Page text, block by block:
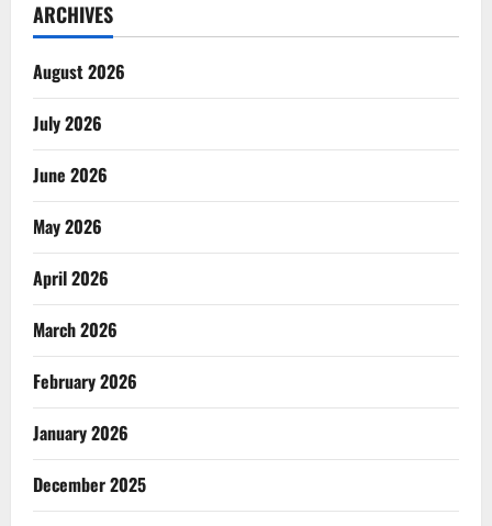
ARCHIVES
August 2026
July 2026
June 2026
May 2026
April 2026
March 2026
February 2026
January 2026
December 2025